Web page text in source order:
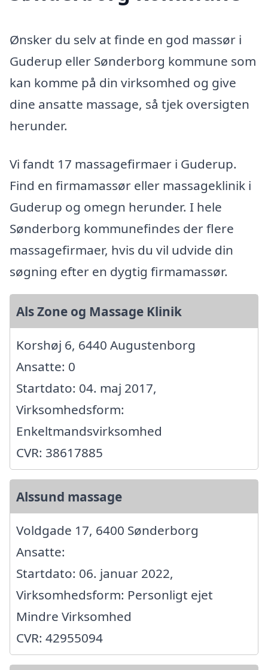
Ønsker du selv at finde en god massør i
Guderup eller Sønderborg kommune som
kan komme på din virksomhed og give
dine ansatte massage, så tjek oversigten
herunder.
Vi fandt 17 massagefirmaer i Guderup.
Find en firmamassør eller massageklinik i
Guderup og omegn herunder. I hele
Sønderborg kommunefindes der flere
massagefirmaer, hvis du vil udvide din
søgning efter en dygtig firmamassør.
Als Zone og Massage Klinik
Korshøj 6, 6440 Augustenborg
Ansatte: 0
Startdato: 04. maj 2017,
Virksomhedsform:
Enkeltmandsvirksomhed
CVR: 38617885
Alssund massage
Voldgade 17, 6400 Sønderborg
Ansatte:
Startdato: 06. januar 2022,
Virksomhedsform: Personligt ejet
Mindre Virksomhed
CVR: 42955094